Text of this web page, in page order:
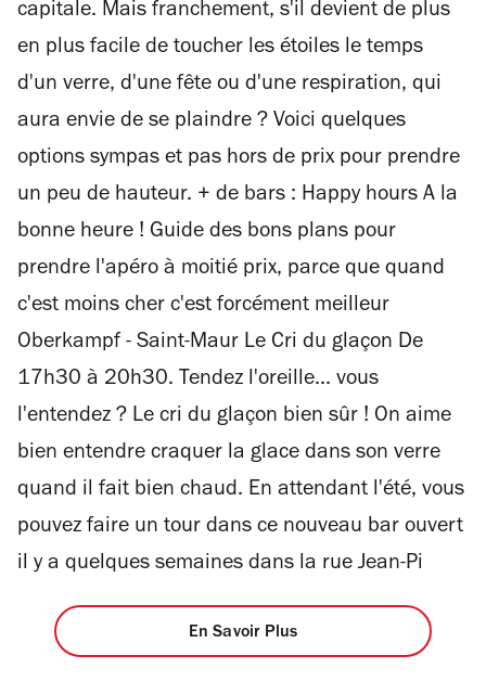
capitale. Mais franchement, s'il devient de plus
en plus facile de toucher les étoiles le temps
d'un verre, d'une fête ou d'une respiration, qui
aura envie de se plaindre ? Voici quelques
options sympas et pas hors de prix pour prendre
un peu de hauteur. + de bars : Happy hours A la
bonne heure ! Guide des bons plans pour
prendre l'apéro à moitié prix, parce que quand
c'est moins cher c'est forcément meilleur
Oberkampf - Saint-Maur Le Cri du glaçon De
17h30 à 20h30. Tendez l'oreille... vous
l'entendez ? Le cri du glaçon bien sûr ! On aime
bien entendre craquer la glace dans son verre
quand il fait bien chaud. En attendant l'été, vous
pouvez faire un tour dans ce nouveau bar ouvert
il y a quelques semaines dans la rue Jean-Pi
En Savoir Plus